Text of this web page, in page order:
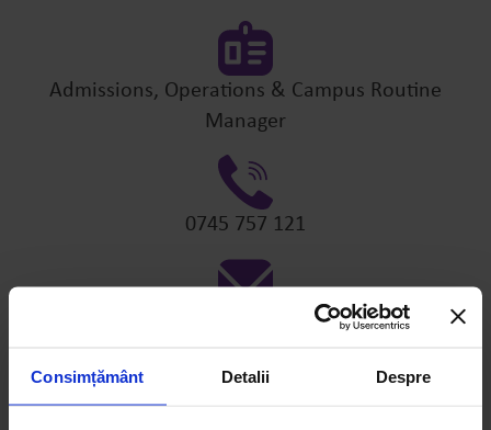
Consimțământ Detalii Despre
Admissions, Operations & Campus Routine
Manager
0745 757 121
boyana.dragomir@avenor.ro